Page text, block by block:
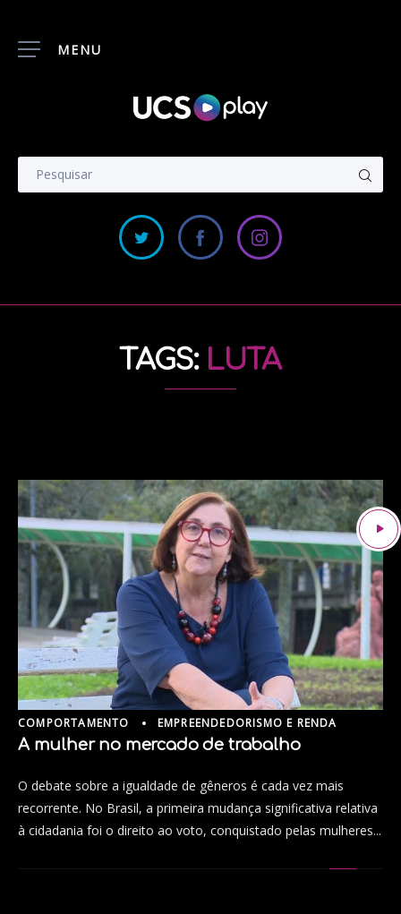
MENU
TAGS: LUTA
COMPORTAMENTO EMPREENDEDORISMO E RENDA
A mulher no mercado de trabalho
O debate sobre a igualdade de gêneros é cada vez mais
recorrente. No Brasil, a primeira mudança significativa relativa
à cidadania foi o direito ao voto, conquistado pelas mulheres...